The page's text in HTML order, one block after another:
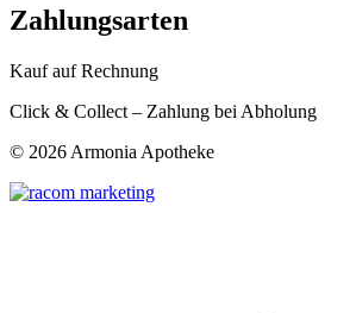
Zahlungsarten
Kauf auf Rechnung
Click & Collect – Zahlung bei Abholung
© 2026 Armonia Apotheke